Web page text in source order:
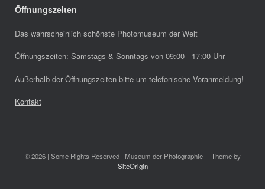
Öffnungszeiten
Das wahrscheinlich schönste Photomuseum der Welt
Öffnungszeiten: Samstags & Sonntags von 09:00 - 17:00 Uhr
Außerhalb der Öffnungszeiten bitte um telefonische Voranmeldung!
Kontakt
© 2026 | Some Rights Reserved | Museum der Photographie
Theme by
SiteOrigin